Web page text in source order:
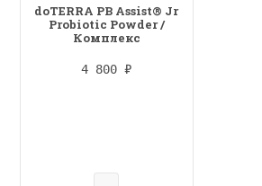
doTERRA PB Assist® Jr
Probiotic Powder /
Комплекс
пребиотиков для
детей
4 800₽